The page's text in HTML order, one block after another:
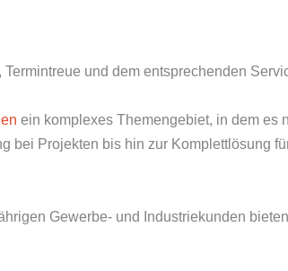
und dem entsprechenden
ein komplexes Themengebiet, in dem es
bei Projekten bis hin zur Komplettlösung
Gewerbe- und Industriekunden